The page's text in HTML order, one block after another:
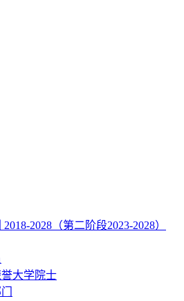
2028（第二阶段2023-2028）
大学院士